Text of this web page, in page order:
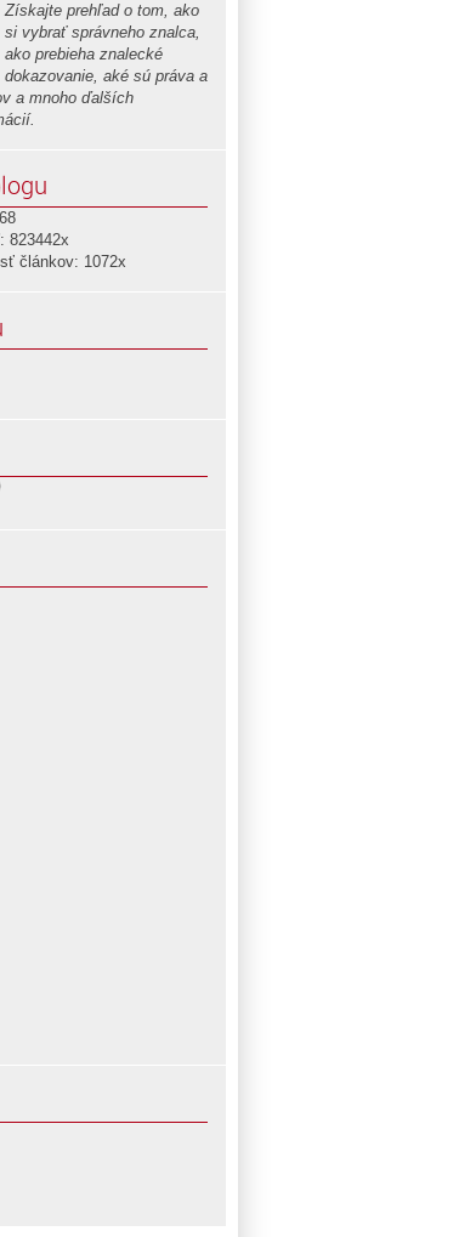
Získajte prehľad o tom, ako
si vybrať správneho znalca,
ako prebieha znalecké
dokazovanie, aké sú práva a
a mnoho ďalších
823442x
článkov: 1072x